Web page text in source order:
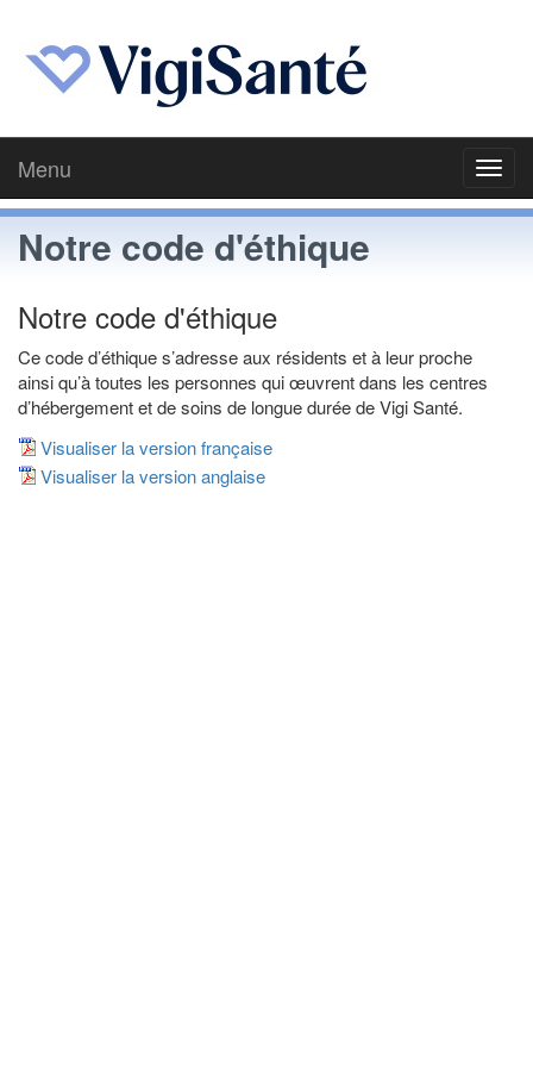
Menu
Notre code d'éthique
Notre code d'éthique
Ce code d’éthique s’adresse aux résidents et à leur proche
ainsi qu’à toutes les personnes qui œuvrent dans les centres
d’hébergement et de soins de longue durée de Vigi Santé.
Visualiser la version française
Visualiser la version anglaise